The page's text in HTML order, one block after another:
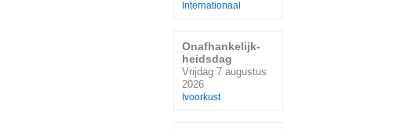
Internationaal
Onafhankelijk-
heidsdag
Vrijdag 7 augustus
2026
Ivoorkust